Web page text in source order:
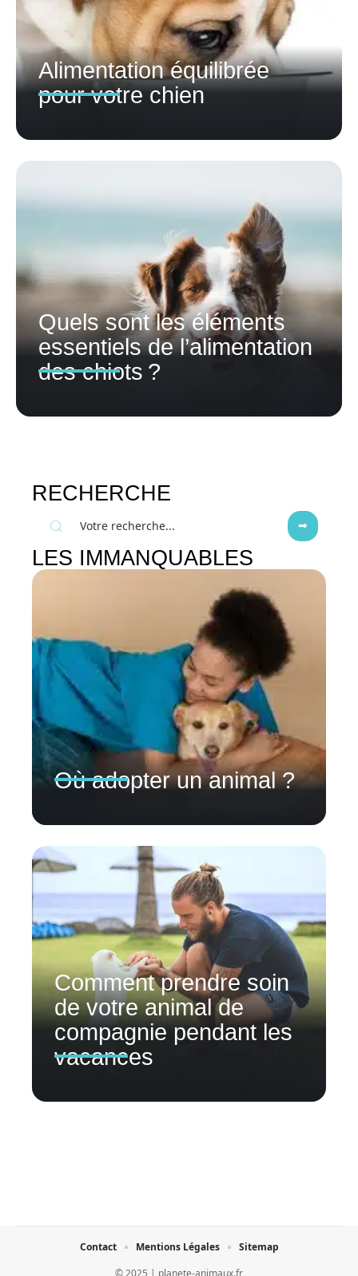
Alimentation équilibrée
pour votre chien
Quels sont les éléments
essentiels de l’alimentation
des chiots ?
RECHERCHE
LES IMMANQUABLES
Où adopter un animal ?
Comment prendre soin
de votre animal de
compagnie pendant les
vacances
© 2025 | planete-animaux.fr
Contact Mentions Légales Sitemap